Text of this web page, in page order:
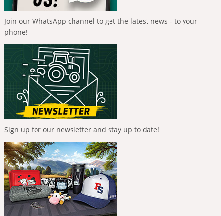
Join our WhatsApp channel to get the latest news - to your
phone!
Sign up for our newsletter and stay up to date!